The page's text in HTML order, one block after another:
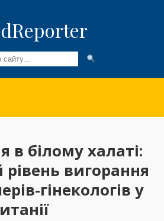
в білому халаті:
вигорання
гінекологів у